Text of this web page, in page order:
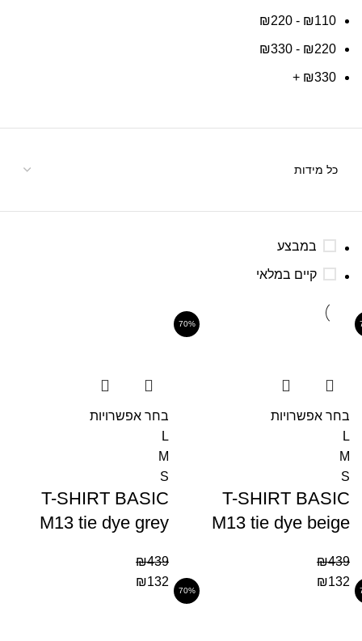
₪110
-
₪220
₪220
-
₪330
₪330
+
במבצע
קיים במלאי
בחר אפשרויות
L
M
S
T-SHIRT BASIC
M13 tie dye beige
₪439
₪132
70%
בחר אפשרויות
L
M
S
T-SHIRT BASIC
M13 tie dye grey
₪439
₪132
70%